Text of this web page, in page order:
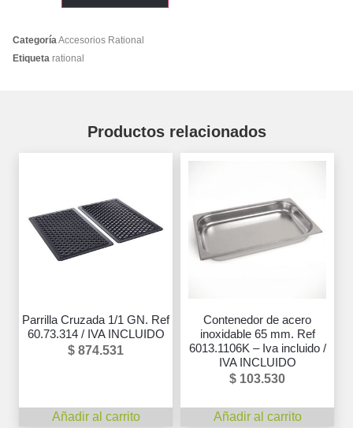
CategoríaAccesorios Rational
Etiqueta rational
Productos relacionados
Parrilla Cruzada 1/1 GN. Ref
60.73.314 / IVA INCLUIDO
$ 874.531
Añadir al carrito
Contenedor de acero
inoxidable 65 mm. Ref
6013.1106K – Iva incluido /
IVA INCLUIDO
$ 103.530
Añadir al carrito